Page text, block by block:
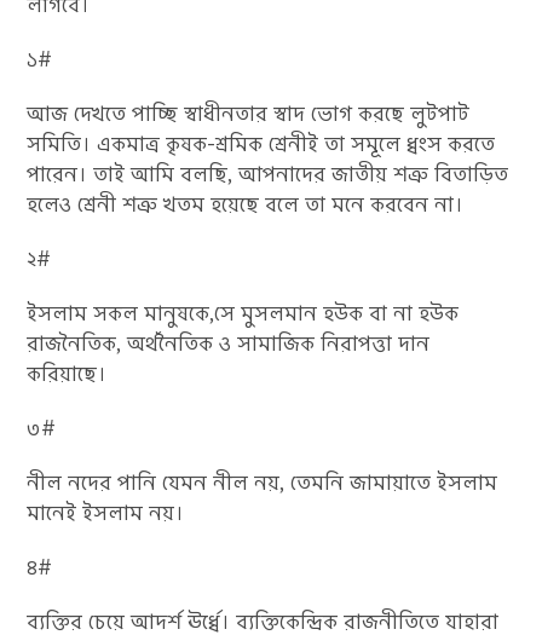
১#
আজ দেখতে পাচ্ছি স্বাধীনতার স্বাদ ভোগ করছে লুটপাট
সমিতি। একমাত্র কৃষক-শ্রমিক শ্রেনীই তা সমূলে ধ্বংস করতে
পারেন। তাই আমি বলছি, আপনাদের জাতীয় শত্রু বিতাড়িত
হলেও শ্রেনী শত্রু খতম হয়েছে বলে তা মনে করবেন না।
২#
ইসলাম সকল মানুষকে,সে মুসলমান হউক বা না হউক
রাজনৈতিক, অর্থনৈতিক ও সামাজিক নিরাপত্তা দান
করিয়াছে।
৩#
নীল নদের পানি যেমন নীল নয়, তেমনি জামায়াতে ইসলাম
মানেই ইসলাম নয়।
৪#
ব্যক্তির চেয়ে আদর্শ ঊর্ধ্বে। ব্যক্তিকেন্দ্রিক রাজনীতিতে যাহারা